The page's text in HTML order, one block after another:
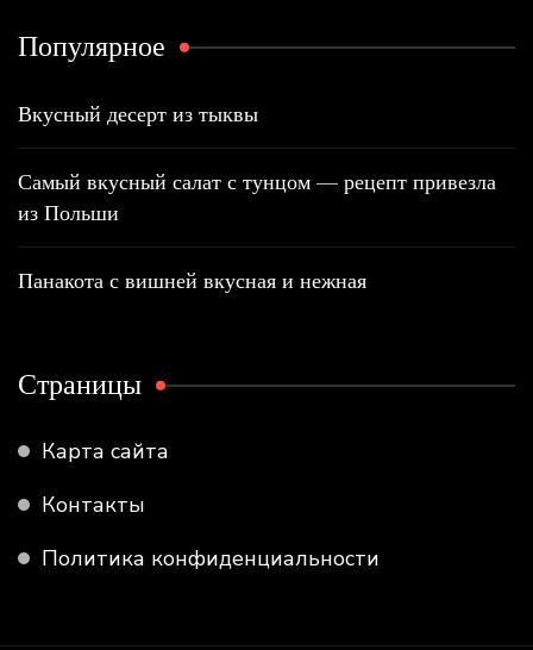
Популярное
Вкусный десерт из тыквы
Самый вкусный салат с тунцом — рецепт привезла
из Польши
Панакота с вишней вкусная и нежная
Страницы
Карта сайта
Контакты
Политика конфиденциальности